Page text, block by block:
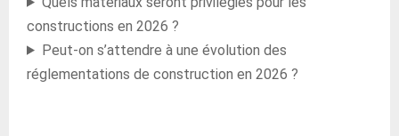
constructions en 2026 ?
Peut-on s’attendre à une évolution des
réglementations de construction en 2026 ?